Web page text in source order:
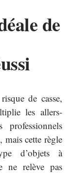
de
de casse,
les allers-
professionnels
cette règle
d’objets à
ne relève pas